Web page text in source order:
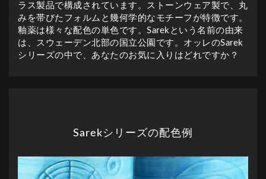
ラス製品で構成されています。ストーンウェア製で、丸
みを帯びたフォルムと幾何学的なモチーフが特徴です。
釉薬は様々な配色の単色です。Sarekという名前の由来
は、スウェーデン北部の国立公園です。オッレのSarek
シリーズの中で、あなたのお気に入りはどれですか？
Sarekシリーズの配色例